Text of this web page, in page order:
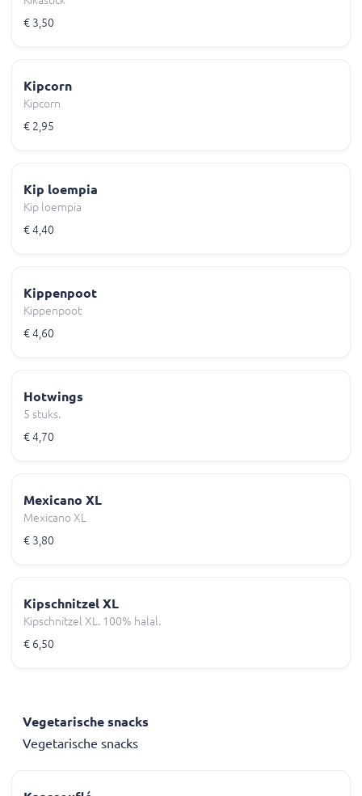
€ 3,50
Kipcorn
Kipcorn
€ 2,95
Kip loempia
Kip loempia
€ 4,40
Kippenpoot
Kippenpoot
€ 4,60
Hotwings
5 stuks.
€ 4,70
Mexicano XL
Mexicano XL
€ 3,80
Kipschnitzel XL
Kipschnitzel XL. 100% halal.
€ 6,50
Vegetarische snacks
Vegetarische snacks